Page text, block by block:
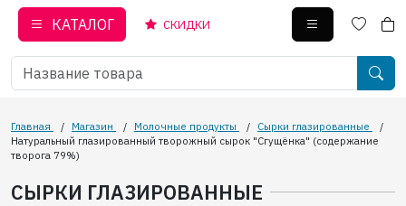
КАТАЛОГ СКИДКИ
Главная / Магазин / Молочные продукты / Сырки глазированные
/
Натуральный глазированный творожный сырок "Сгущёнка" (содержание
творога 79%)
СЫРКИ ГЛАЗИРОВАННЫЕ